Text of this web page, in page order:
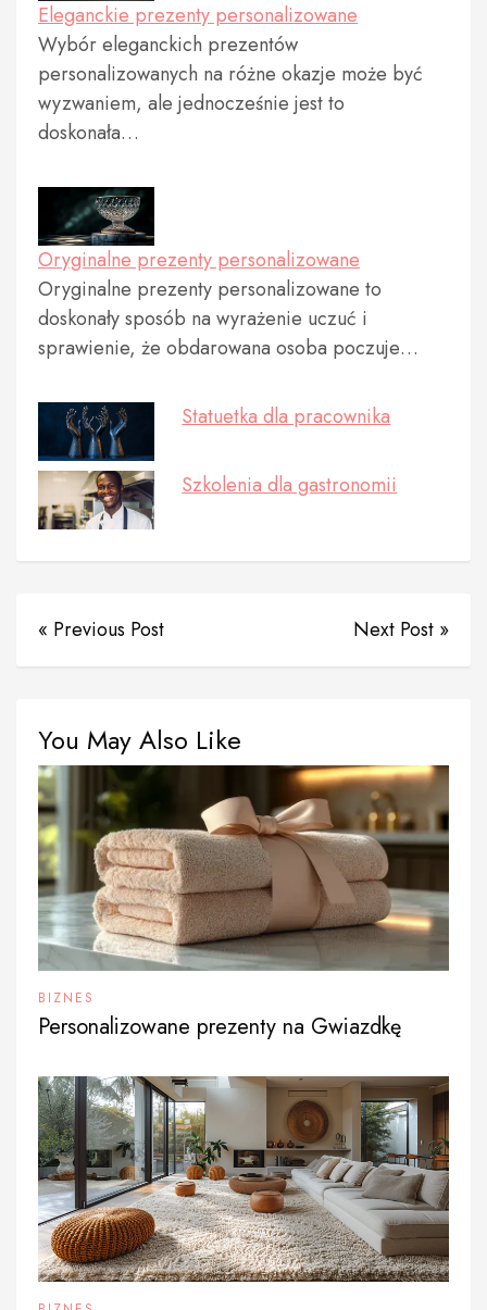
Eleganckie prezenty personalizowane
Wybór eleganckich prezentów
personalizowanych na różne okazje może być
wyzwaniem, ale jednocześnie jest to
doskonała…
Oryginalne prezenty personalizowane
Oryginalne prezenty personalizowane to
doskonały sposób na wyrażenie uczuć i
sprawienie, że obdarowana osoba poczuje…
Statuetka dla pracownika
Szkolenia dla gastronomii
« Previous Post Next Post »
You May Also Like
BIZNES
Personalizowane prezenty na Gwiazdkę